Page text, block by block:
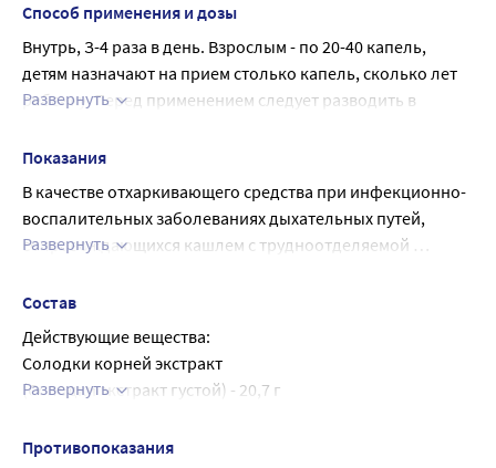
Способ применения и дозы
Внутрь, З-4 раза в день. Взрослым - по 20-40 капель,
детям назначают на прием столько капель, сколько лет
ребенку. Перед применением следует разводить в
Курс лечения 7 - 10 дней. Увеличение
лечения возможно по рекомендации врача.
Если после лечения улучшения не наступает или
симптомы усугубляются, или появляются новые
Применяйте препарат согласно тем показаниям, тому
способу применения и в тех дозах, которые указаны в
инструкции.
Развернуть
Показания
В качестве отхаркивающего средства при инфекционно-
воспалительных заболеваниях дыхательных путей,
сопровождающихся кашлем с трудноотделяемой
Развернуть
Состав
Действующие вещества:
Солодки корней экстракт
(Солодки экстракт густой) - 20,7 г
(Анисовое масло) - 0,34 г
Развернуть
Противопоказания